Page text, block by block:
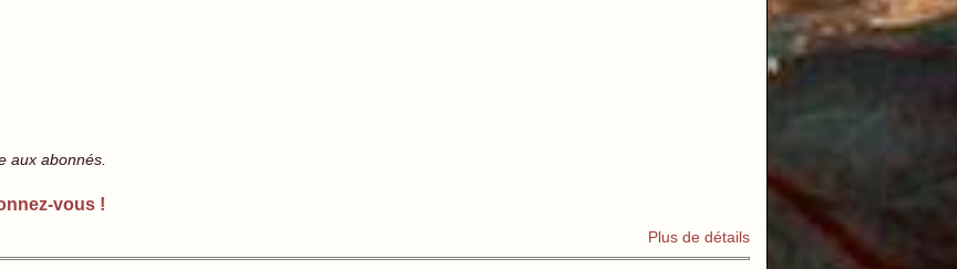
aux abonnés.
vous !
Plus de détails